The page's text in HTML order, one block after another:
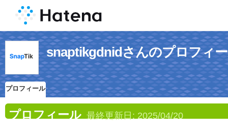
snaptikgdnidさんのプロフィ
プロフィール
プロフィール 最終更新日: 2025/04/20